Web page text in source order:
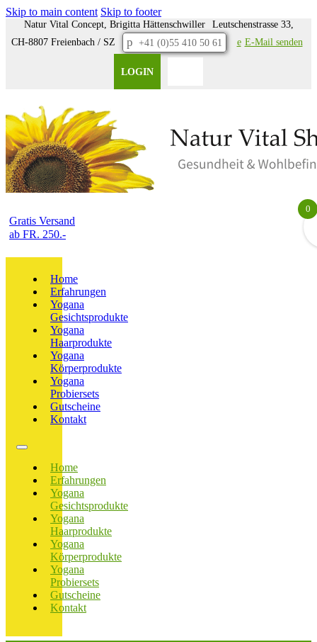
Skip to main content Skip to footer
Natur Vital Concept, Brigitta Hättenschwiller
Leutschenstrasse 33,
CH-8807 Freienbach / SZ
p +41 (0)55 410 50 61 nednes liaM-E
LOGIN
Gratis Versand
ab FR. 250.-
Home
Erfahrungen
Yogana
Gesichtsprodukte
Yogana
Haarprodukte
Yogana
Körperprodukte
Yogana
Probiersets
Gutscheine
Kontakt
Home
Erfahrungen
Yogana
Gesichtsprodukte
Yogana
Haarprodukte
Yogana
Körperprodukte
Yogana
Probiersets
Gutscheine
Kontakt
0
Adresse
einloggen?